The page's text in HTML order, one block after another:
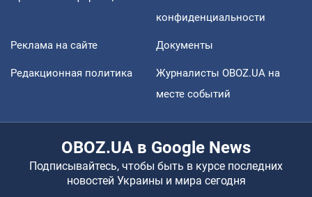
конфиденциальности
Реклама на сайте Документы
Редакционная политика
Журналисты OBOZ.UA на
месте событий
OBOZ.UA в Google News
Подписывайтесь, чтобы быть в курсе последних
новостей Украины и мира сегодня